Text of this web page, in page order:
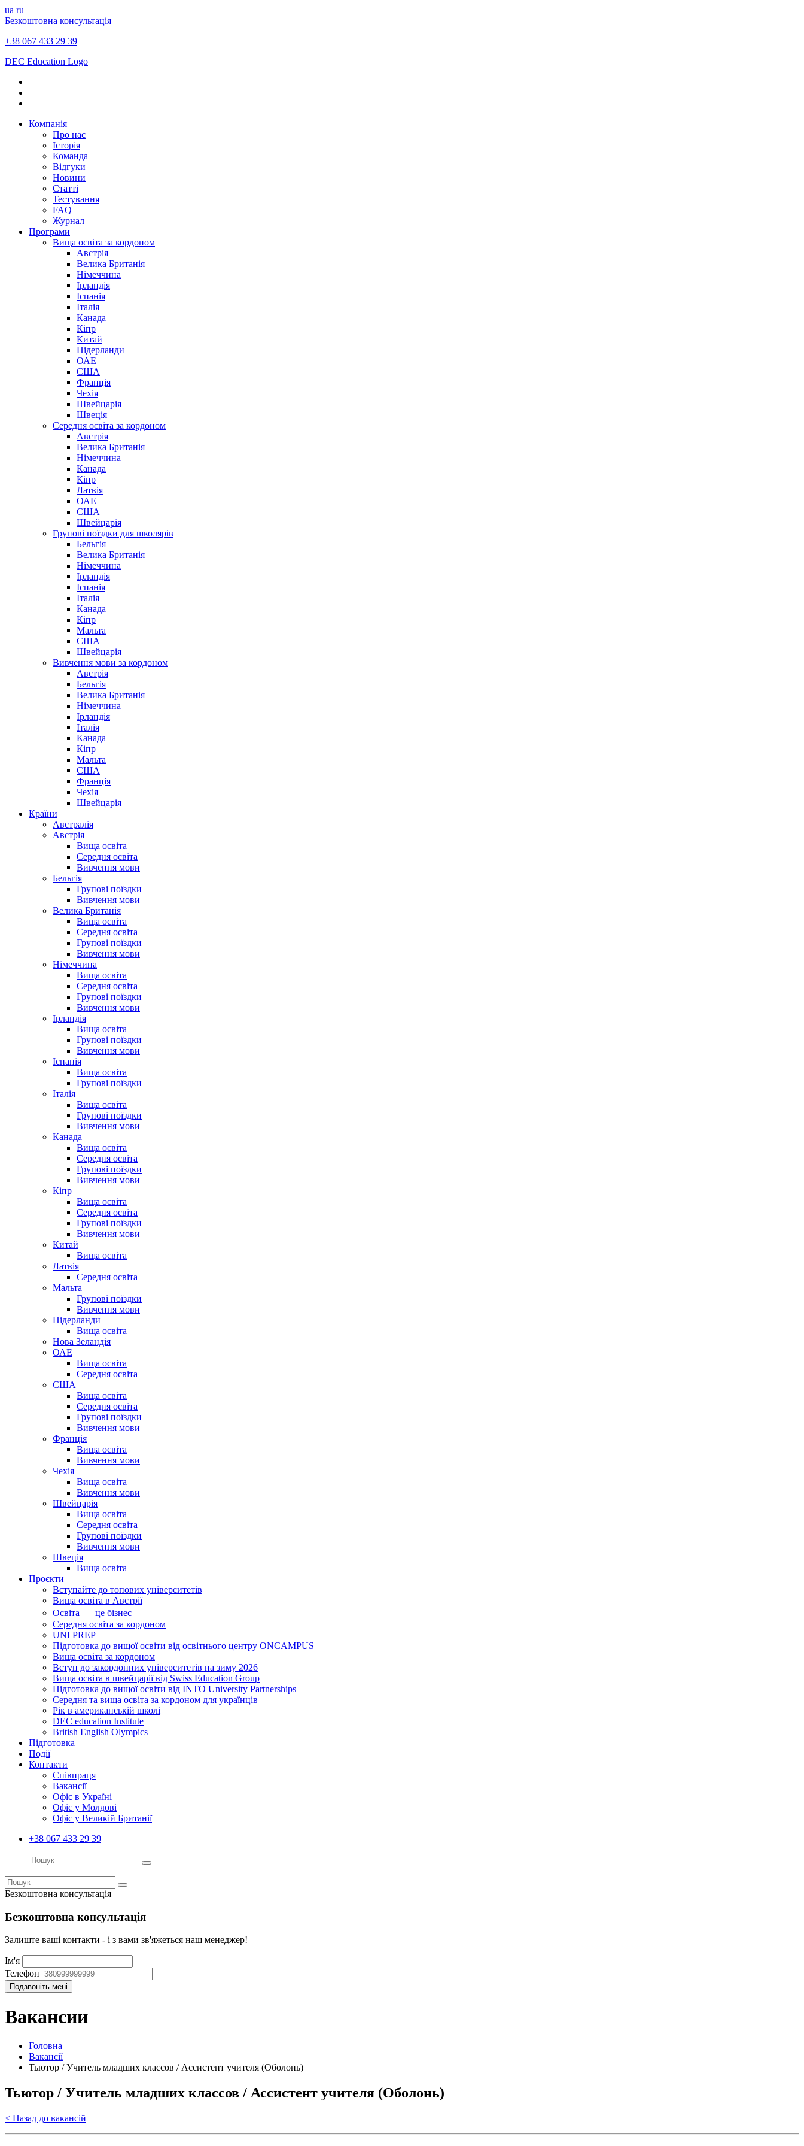
ua ru
Безкоштовна консультація
+38 067 433 29 39
DEC Education Logo
Компанія
Про нас
Історія
Команда
Відгуки
Новини
Статті
Тестування
FAQ
Журнал
Програми
Вища освіта за кордоном
Австрія
Велика Британія
Німеччина
Ірландія
Іспанія
Італія
Канада
Кіпр
Китай
Нідерланди
ОАЕ
США
Франція
Чехія
Швейцарія
Швеція
Середня освіта за кордоном
Австрія
Велика Британія
Німеччина
Канада
Кіпр
Латвія
ОАЕ
США
Швейцарія
Групові поїздки для школярів
Бельгія
Велика Британія
Німеччина
Ірландія
Іспанія
Італія
Канада
Кіпр
Мальта
США
Швейцарія
Вивчення мови за кордоном
Австрія
Бельгія
Велика Британія
Німеччина
Ірландія
Італія
Канада
Кіпр
Мальта
США
Франція
Чехія
Швейцарія
Країни
Австралія
Австрія
Вища освіта
Середня освіта
Вивчення мови
Бельгія
Групові поїздки
Вивчення мови
Велика Британія
Вища освіта
Середня освіта
Групові поїздки
Вивчення мови
Німеччина
Вища освіта
Середня освіта
Групові поїздки
Вивчення мови
Ірландія
Вища освіта
Групові поїздки
Вивчення мови
Іспанія
Вища освіта
Групові поїздки
Італія
Вища освіта
Групові поїздки
Вивчення мови
Канада
Вища освіта
Середня освіта
Групові поїздки
Вивчення мови
Кіпр
Вища освіта
Середня освіта
Групові поїздки
Вивчення мови
Китай
Вища освіта
Латвія
Середня освіта
Мальта
Групові поїздки
Вивчення мови
Нідерланди
Вища освіта
Нова Зеландія
ОАЕ
Вища освіта
Середня освіта
США
Вища освіта
Середня освіта
Групові поїздки
Вивчення мови
Франція
Вища освіта
Вивчення мови
Чехія
Вища освіта
Вивчення мови
Швейцарія
Вища освіта
Середня освіта
Групові поїздки
Вивчення мови
Швеція
Вища освіта
Проєкти
Вступайте до топових університетів
Вища освіта в Австрії
Освіта – це бізнес
Середня освіта за кордоном
UNI PREP
Підготовка до вищої освіти від освітнього центру ONCAMPUS
Вища освіта за кордоном
Вступ до закордонних університетів на зиму 2026
Вища освіта в швейцарії від Swiss Education Group
Підготовка до вищої освіти від INTO University Partnerships
Середня та вища освіта за кордоном для українців
Рік в американській школі
DEC education Institute
British English Olympics
Підготовка
Події
Контакти
Співпраця
Вакансії
Офіс в Україні
Офіс у Молдові
Офіс у Великій Британії
+38 067 433 29 39
Безкоштовна консультація
Безкоштовна консультація
Залиште ваші контакти - і з вами зв'яжеться наш менеджер!
Ім'я
Телефон
Вакансии
Головна
Вакансії
Тьютор / Учитель младших классов / Ассистент учителя (Оболонь)
Тьютор / Учитель младших классов / Ассистент учителя (Оболонь)
< Назад до вакансій